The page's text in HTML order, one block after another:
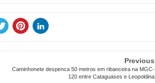
Previous
Caminhonete despenca 50 metros em ribanceira na MGC-
120 entre Cataguases e Leopoldina